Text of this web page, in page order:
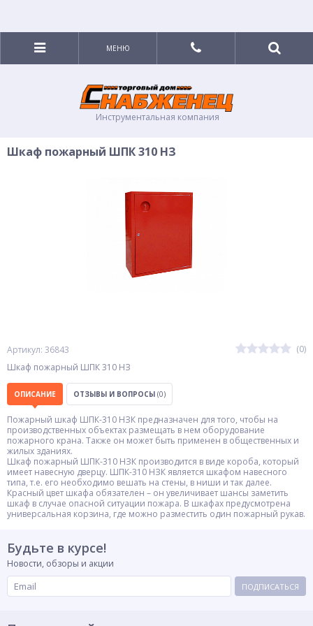
Инструментальная компания
МЕНЮ
Шкаф пожарный ШПК 310 НЗ
Артикул: 36843
(0)
Шкаф пожарный ШПК 310 НЗ
ОПИСАНИЕ ОТЗЫВЫ И ВОПРОСЫ (0)
Пожарный шкаф ШПК-310 НЗК предназначен для того, чтобы на
производственных объектах размещать в нем оборудование
пожарного крана. Также он может быть применен в общественных и
жилых зданиях.
Шкаф пожарный ШПК-310 НЗК производится в виде короба, который
имеет навесную дверцу. ШПК-310 НЗК является шкафом навесного
типа, т.е. его необходимо вешать на стены, в ниши и так далее.
Красный цвет шкафа обязателен – он увеличивает шансы заметить
шкаф в случае опасной ситуации пожара. В шкафах предусмотрена
универсальная корзина, где можно разместить один пожарный рукав.
Будьте в курсе!
Новости, обзоры и акции
ПОДПИСАТЬСЯ